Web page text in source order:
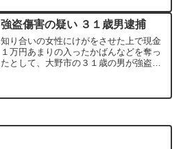
強盗傷害の疑い ３１歳男逮捕
知り合いの女性にけがをさせた上で現金
１万円あまりの入ったかばんなどを奪っ
たとして、大野市の３１歳の男が強盗傷